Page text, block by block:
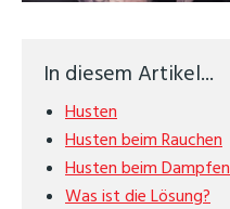
In diesem Artikel...
Husten
Husten beim Rauchen
Husten beim Dampfen
Was ist die Lösung?